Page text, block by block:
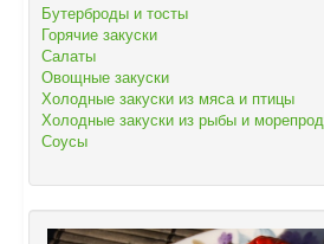
Бутерброды и тосты
Горячие закуски
Салаты
Овощные закуски
Холодные закуски из мяса и птицы
Холодные закуски из рыбы и
Соусы